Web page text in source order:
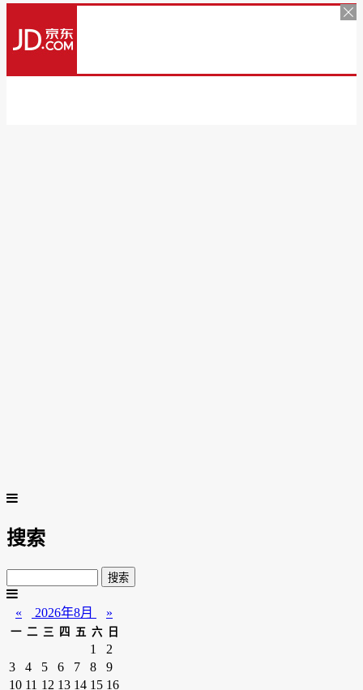
搜索
« 2026年8月 »
一 二 三 四 五 六 日
1
2
3
4 5 6 7 8
9
10 11 12 13 14 15 16